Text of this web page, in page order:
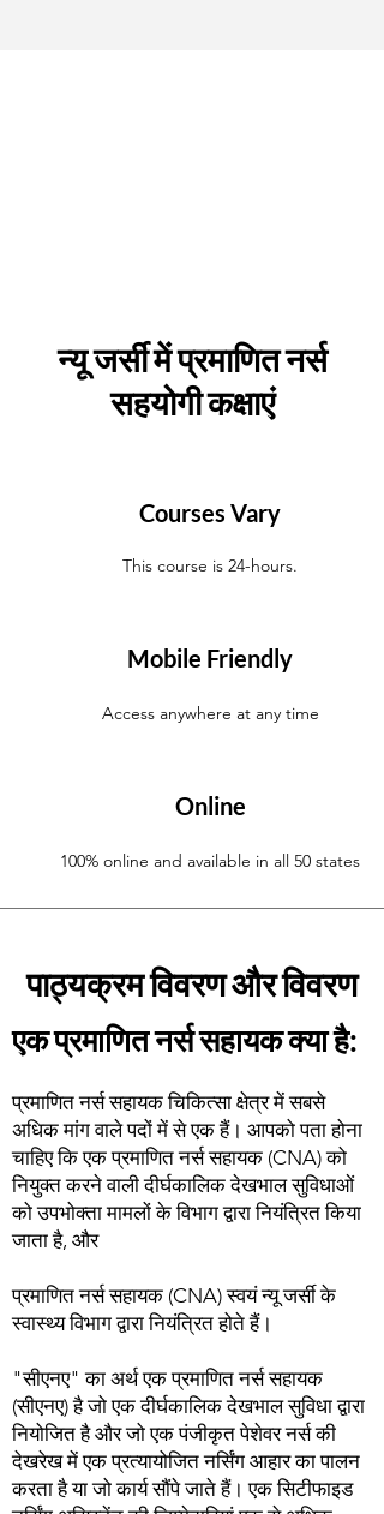
न्यू जर्सी में प्रमाणित नर्स
सहयोगी कक्षाएं
Courses Vary
This course is 24-hours.
Mobile Friendly
Access anywhere at any time
Online
100% online and available in all 50 states
पाठ्यक्रम विवरण और विवरण
एक प्रमाणित नर्स सहायक क्या है:
प्रमाणित नर्स सहायक चिकित्सा क्षेत्र में सबसे
अधिक मांग वाले पदों में से एक हैं। आपको पता होना
चाहिए कि एक प्रमाणित नर्स सहायक (CNA) को
नियुक्त करने वाली दीर्घकालिक देखभाल सुविधाओं
को उपभोक्ता मामलों के विभाग द्वारा नियंत्रित किया
जाता है, और
प्रमाणित नर्स सहायक (CNA) स्वयं न्यू जर्सी के
स्वास्थ्य विभाग द्वारा नियंत्रित होते हैं।
"सीएनए" का अर्थ एक प्रमाणित नर्स सहायक
(सीएनए) है जो एक दीर्घकालिक देखभाल सुविधा द्वारा
नियोजित है और जो एक पंजीकृत पेशेवर नर्स की
देखरेख में एक प्रत्यायोजित नर्सिंग आहार का पालन
करता है या जो कार्य सौंपे जाते हैं। एक सिटीफाइड